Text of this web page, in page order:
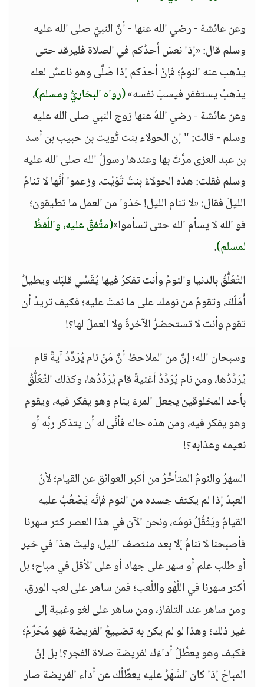
وعن عائشة - رضي الله عنها - أنَّ النبيَّ صلى الله عليه
وسلم قال: «إذا نعسَ أحدُكم في الصلاة فليرقد حتى
يذهب عنه النومُ؛ فإنَّ أحدَكم إذا صَلَّى وهو ناعسٌ لعله
يذهبُ يستغفر فيسبّ نفسه»(رواه البخاريُّ ومسلم)،
وعن عائشة - رضي اللهُ عنها زوج النبي صلى الله عليه
وسلم - قالت: " إن الحولاء بنت تُويت بن حبيب بن أسد
بن عبد العزى مرَّتْ بها وعندها رسولُ الله صلى الله عليه
وسلم فقلت: هذه الحولاءُ بنتُ تُوَيْت، وزعموا أنَّها لا تنامُ
الليلَ فقال: «لا تنام الليل! خذوا من العمل ما تطيقون؛
فو الله لا يسأم الله حتى تسأموا»(متَّفقٌ عليه، واللَّفظُ
لمسلم).
التَّعَلُّقُ بالدنيا والنومُ وأنت تفكرُ فيها يُقَسِّي قلبَك ويطيلُ
أَمَلَكَ، وتقومُ من نومك على ما نمتَ عليه؛ فكيف تريدُ أن
تقوم وأنت لا تستحضرُ الآخرةَ ولا العملَ لها؟!
وسبحان الله؛ إنَّ من الملاحظ أنَّ مَنْ نام يُرَدِّدُ آيةً قام
يُرَدِّدُها، ومن نام يُرَدِّدُ أغنيةً قام يُرَدِّدُها، وكذلك التَّعَلُّقُ
بأحد المخلوقين يجعل المرءَ ينام وهو يفكر فيه، ويقوم
وهو يفكر فيه، ومن هذه حاله فأنَّى له أن يتذكر ربَّه أو
نعيمه وعذابه؟!
السهرُ والنومُ المتأخِّرُ من أكبر العوائق عن القيام؛ لأنَّ
العبدَ إذا لم يكتف جسده من النوم فإنَّه يَصْعُبُ عليه
القيامُ ويَثْقُلُ نومُه، ونحن الآن في هذا العصر كثر سهرنا
فأصبحنا لا ننامُ إلا بعد منتصف الليل، وليتَ هذا في خير
أو طلب علم أو سهر على جهاد أو على الأقل في مباح؛ بل
أكثر سهرنا في اللَّهْو واللَّعب؛ فمن ساهر على لعب الورق،
ومن ساهر عند التلفاز، ومن ساهر على لغو وغيبة إلى
غير ذلك؛ وهذا لو لم يكن به تضييعُ الفريضة فهو مُحَرَّمٌ؛
فكيف وهو يعطِّلُ أداءَك لفريضة صلاة الفجر؟! بل إنَّ
المباحَ إذا كان السَّهَرُ عليه يعطِّلُك عن أداء الفريضة صار